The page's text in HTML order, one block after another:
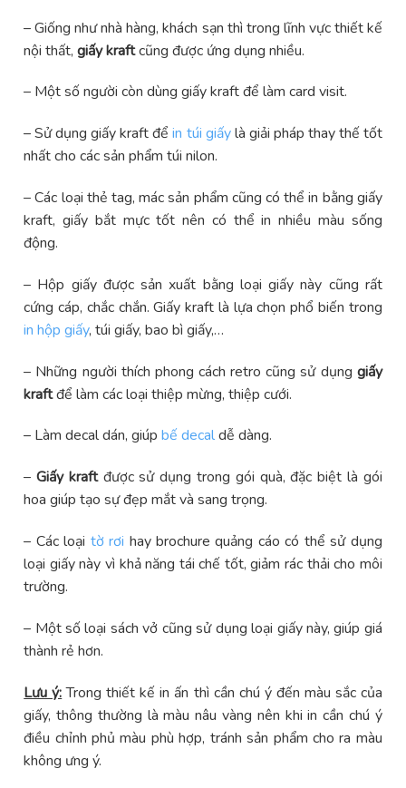
– Giống như nhà hàng, khách sạn thì trong lĩnh vực thiết kế
nội thất,giấy kraftcũng được ứng dụng nhiều.
– Một số người còn dùng giấy kraft để làm card visit.
– Sử dụng giấy kraft đểin túi giấylà giải pháp thay thế tốt
nhất cho các sản phẩm túi nilon.
– Các loại thẻ tag, mác sản phẩm cũng có thể in bằng giấy
kraft, giấy bắt mực tốt nên có thể in nhiều màu sống
động.
– Hộp giấy được sản xuất bằng loại giấy này cũng rất
cứng cáp, chắc chắn. Giấy kraft là lựa chọn phổ biến trong
in hộp giấy, túi giấy, bao bì giấy,…
– Những người thích phong cách retro cũng sử dụng giấy
kraftđể làm các loại thiệp mừng, thiệp cưới.
– Làm decal dán, giúpbế decaldễ dàng.
–Giấy kraftđược sử dụng trong gói quà, đặc biệt là gói
hoa giúp tạo sự đẹp mắt và sang trọng.
– Các loại tờ rơi hay brochure quảng cáo có thể sử dụng
loại giấy này vì khả năng tái chế tốt, giảm rác thải cho môi
trường.
– Một số loại sách vở cũng sử dụng loại giấy này, giúp giá
thành rẻ hơn.
Lưu ý:Trong thiết kế in ấn thì cần chú ý đến màu sắc của
giấy, thông thường là màu nâu vàng nên khi in cần chú ý
điều chỉnh phủ màu phù hợp, tránh sản phẩm cho ra màu
không ưng ý.